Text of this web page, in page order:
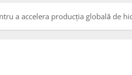
a accelera producția globală de